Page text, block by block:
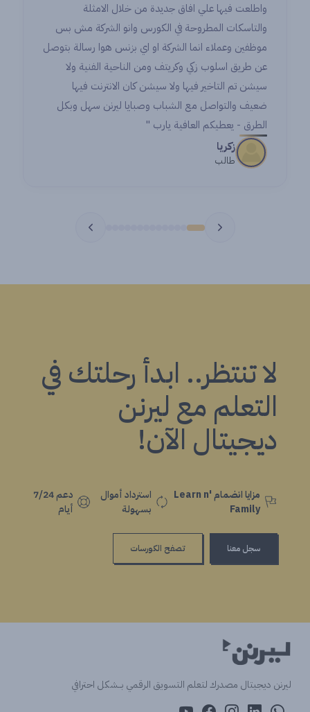
واطلعت فيها علي افاق جديدة من خلال الامثلة
والتاسكات المطروحة في الكورس وانو الشركة مش بس
موظفين وعملاء انما الشركة او اي بزنس هوا رسالة بتوصل
عن طريق اسلوب زكي وكريتف ومن الناحية الفنية ولا
سيشن تم التاخير فيها ولا سيشن كان الانترنت فيها
ضعيف والتواصل مع الشباب وصبايا ليرنن سهل وبكل
الطرق - يعطيكم العافية يارب "
زكريا
طالب
لا تنتظر.. ابدأ رحلتك في
التعلم مع ليرنن
ديجيتال الآن!
مزايا انضمام Learn n'
Family
استرداد أموال
بسهولة
دعم 7/24
أيام
سجل معنا تصفح الكورسات
ليرنن ديجيتال مصدرك لتعلم التسويق الرقمي بــشكل احترافي